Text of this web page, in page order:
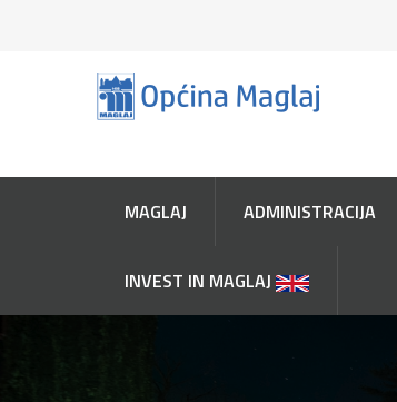
MAGLAJ ADMINISTRACIJA
INVEST IN MAGLAJ